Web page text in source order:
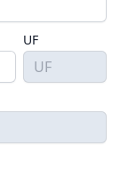
UF